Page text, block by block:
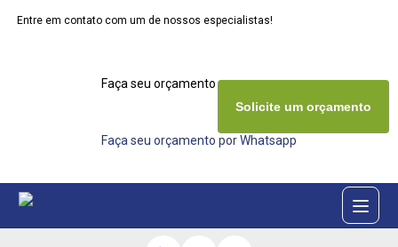
Entre em contato com um de nossos especialistas!
Faça seu orçamento agora mesmo
Faça seu orçamento por Whatsapp
Solicite um orçamento